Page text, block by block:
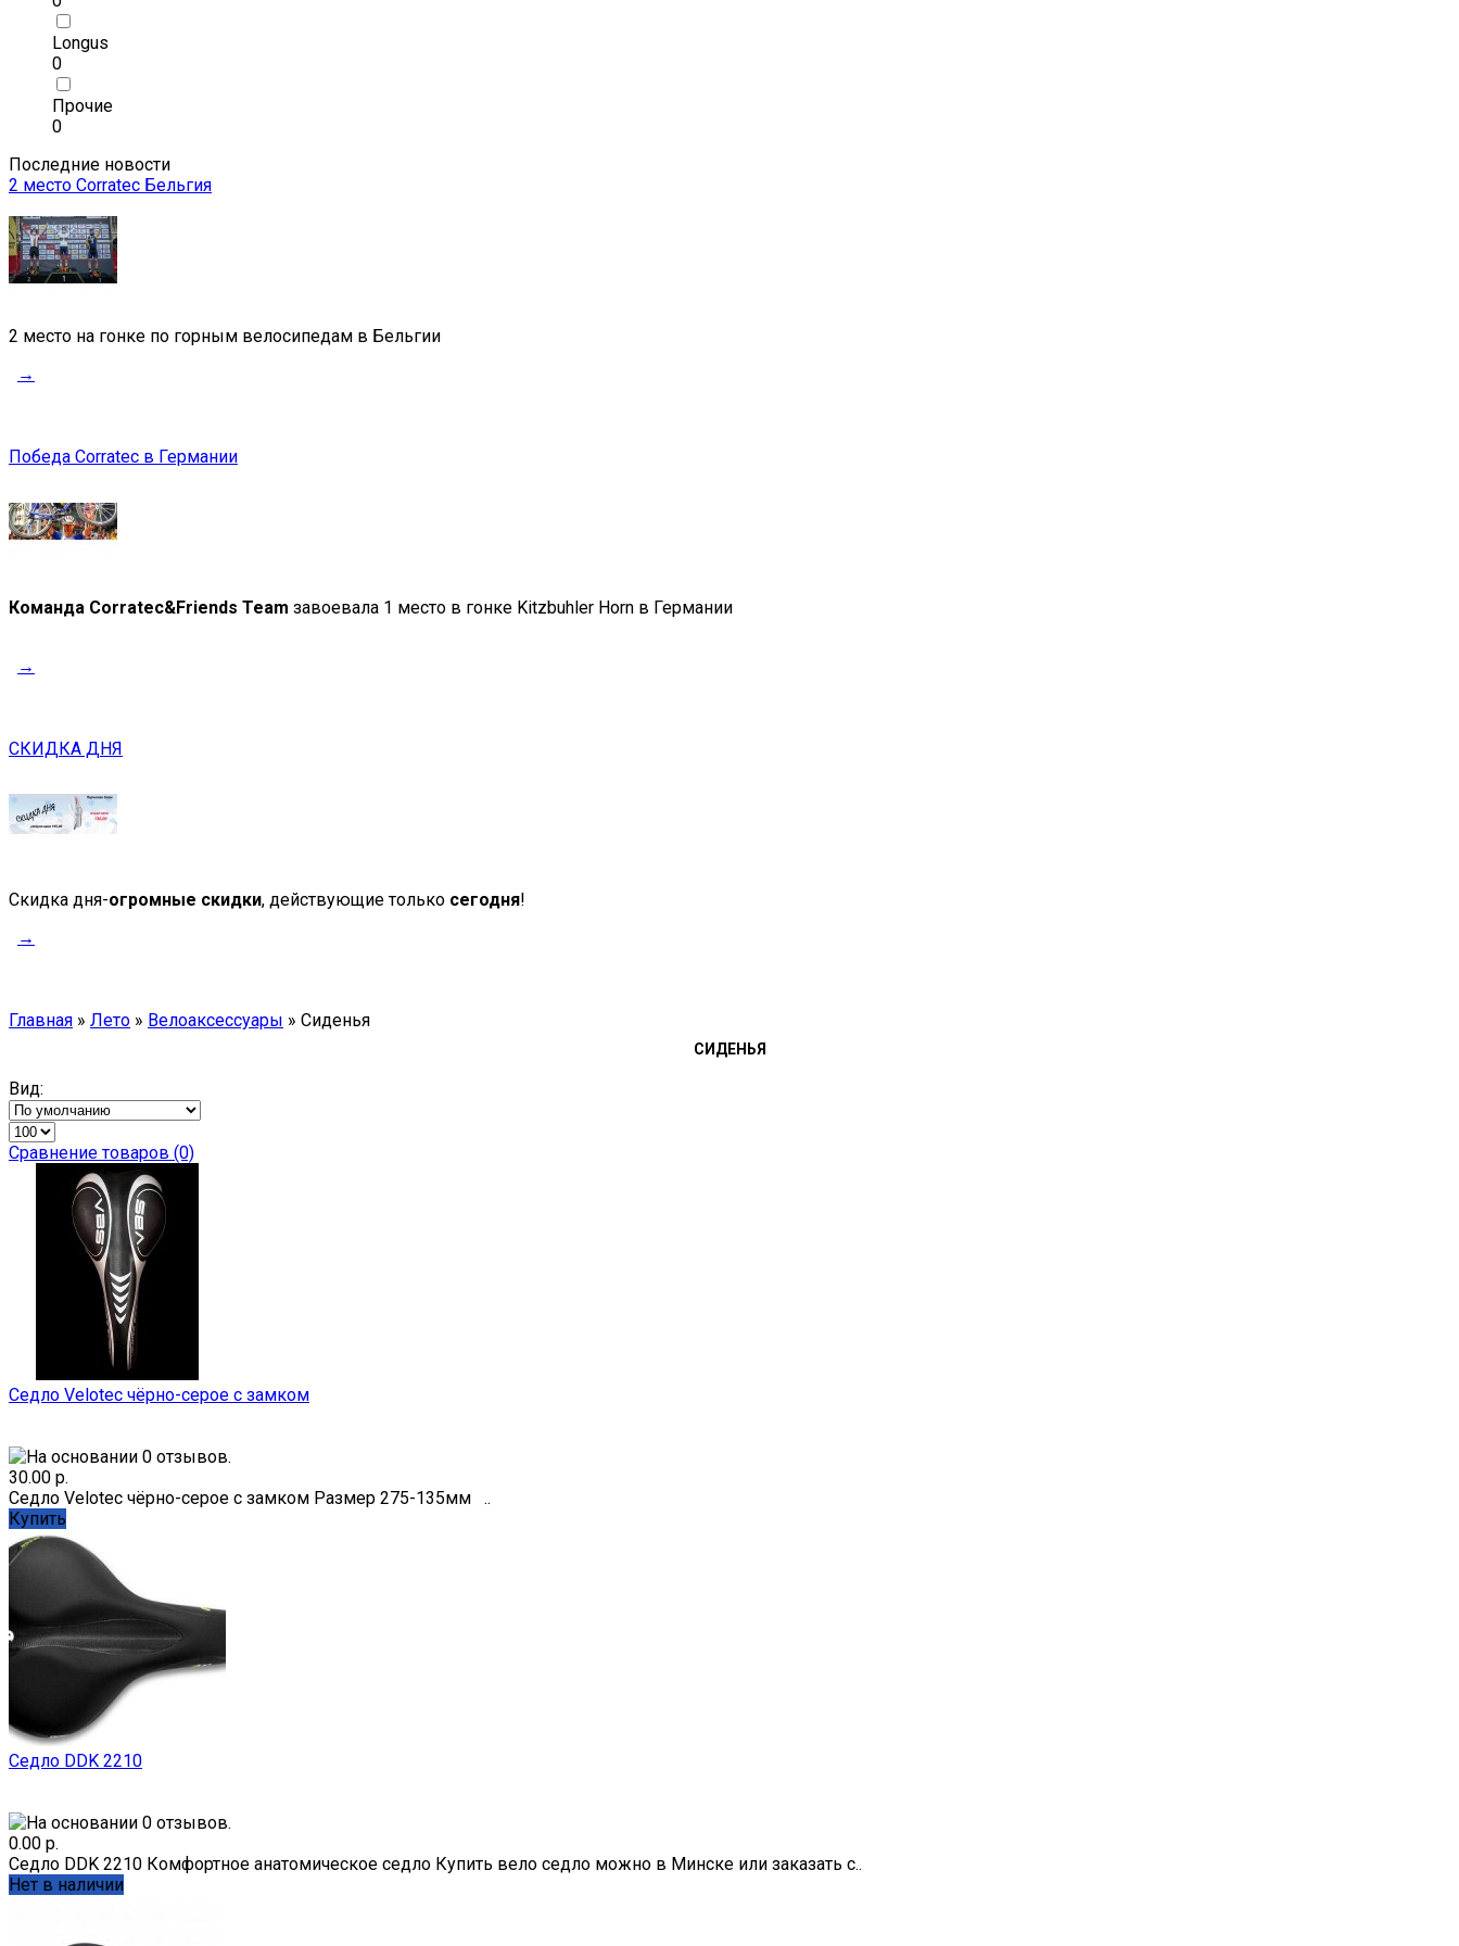
Longus
0
Прочие
0
Последние новости
2 место Corratec Бельгия
2 место на гонке по горным велосипедам в Бельгии
→
Победа Corratec в Германии
Команда Corratec&Friends Team завоевала 1 место в гонке Kitzbuhler Horn в Германии
→
СКИДКА ДНЯ
Скидка дня-огромные скидки, действующие только сегодня!
→
Главная » Лето » Велоаксессуары » Сиденья
СИДЕНЬЯ
Вид:
Сравнение товаров (0)
Седло Velotec чёрно-серое с замком
30.00 р.
Седло Velotec чёрно-серое с замком Размер 275-135мм ..
Купить
Седло DDK 2210
0.00 р.
Седло DDK 2210 Комфортное анатомическое седло Купить вело седло можно в Минске или заказать с..
Нет в наличии